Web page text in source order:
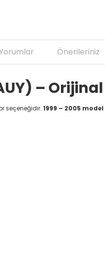
Önerileriniz
–
seçeneğidir. 1999 – 2005